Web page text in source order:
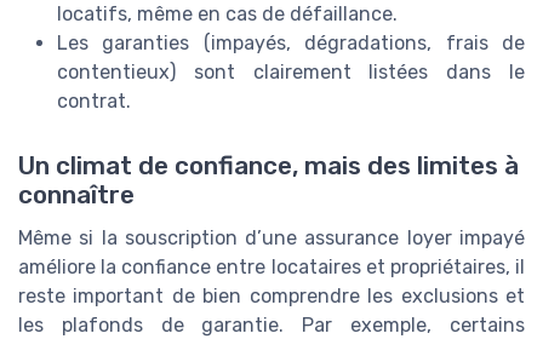
locatifs, même en cas de défaillance.
Les garanties (impayés, dégradations, frais de
contentieux) sont clairement listées dans le
contrat.
Un climat de confiance, mais des limites à
connaître
Même si la souscription d’une assurance loyer impayé
améliore la confiance entre locataires et propriétaires, il
reste important de bien comprendre les exclusions et
les plafonds de garantie. Par exemple, certains